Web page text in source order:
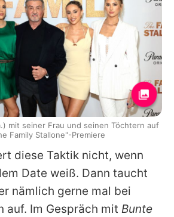
diese Taktik nicht, wenn
Date weiß. Dann taucht
nämlich gerne mal bei
auf. Im Gespräch mit Bunte
mit seiner Frau und seinen Töchtern auf
Family Stallone"-Premiere